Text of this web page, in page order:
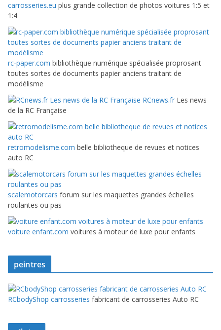
carrosseries.eu plus grande collection de photos voitures 1:5 et
1:4
rc-paper.com bibliothèque numérique spécialisée proprosant
toutes sortes de documents papier anciens traitant de
modélisme
RCnews.fr Les news
de la RC Française
retromodelisme.com belle bibliotheque de revues et notices
auto RC
scalemotorcars forum sur les maquettes grandes échelles
roulantes ou pas
voiture enfant.com voitures à moteur de luxe pour enfants
peintres
RCbodyShop carrosseries fabricant de carrosseries Auto RC